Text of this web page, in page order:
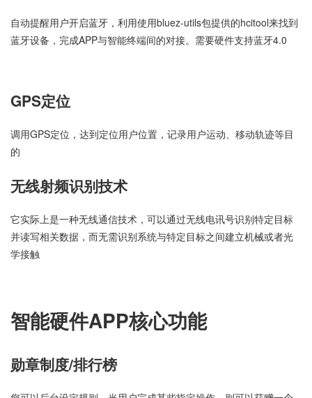
自动提醒用户开启蓝牙，利用使用bluez-utils包提供的hcitool来找到
蓝牙设备，完成APP与智能终端间的对接。需要硬件支持蓝牙4.0
GPS定位
调用GPS定位，达到定位用户位置，记录用户运动、移动轨迹等目
的
无线射频识别技术
它实际上是一种无线通信技术，可以通过无线电讯号识别特定目标
并读写相关数据，而无需识别系统与特定目标之间建立机械或者光
学接触
智能硬件APP核心功能
勋章制度/排行榜